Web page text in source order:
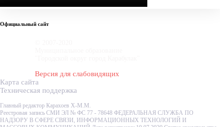
Официальный сайт
Версия для слабовидящих
Карта сайта
Техническая поддержка
Главный редактор Карахоев Х-М.М.
Реестровая запись СМИ ЭЛ № ФС 77 - 78648 ФЕДЕРАЛЬНАЯ СЛУЖБА ПО
НАДЗОРУ В СФЕРЕ СВЯЗИ, ИНФОРМАЦИОННЫХ ТЕХНОЛОГИЙ И